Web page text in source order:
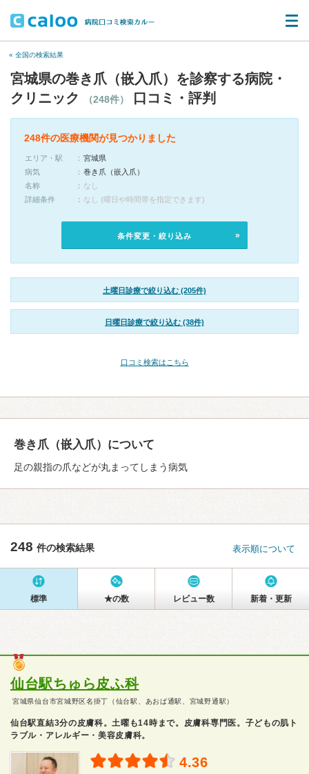
« 全国の検索結果
宮城県の巻き爪（嵌入爪）を診察する病院・
クリニック
（248件） 口コミ・評判
248件の医療機関が見つかりました
エリア・駅
宮城県
病気
巻き爪（嵌入爪）
名称
なし
詳細条件
なし (曜日や時間帯を指定できます)
条件変更・絞り込み
土曜日診療で絞り込む (205件)
日曜日診療で絞り込む (38件)
口コミ検索はこちら
巻き爪（嵌入爪）について
足の親指の爪などが丸まってしまう病気
248 件の検索結果 表示順について
標準 ★の数 レビュー数 新着・更新
仙台駅ちゅら皮ふ科
宮城県仙台市宮城野区名掛丁（仙台駅、あおば通駅、宮城野通駅）
仙台駅直結3分の皮膚科。土曜も14時まで。皮膚科専門医。子どもの肌ト
ラブル・アレルギー・美容皮膚科。
4.36